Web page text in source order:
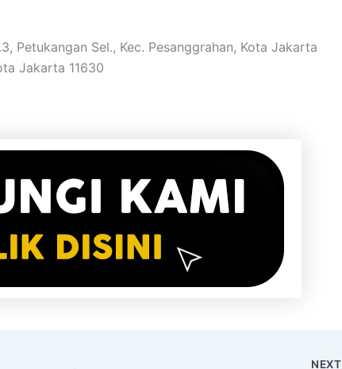
Petukangan Sel., Kec. Pesanggrahan, Kota Jakarta
Jakarta 11630
NEXT